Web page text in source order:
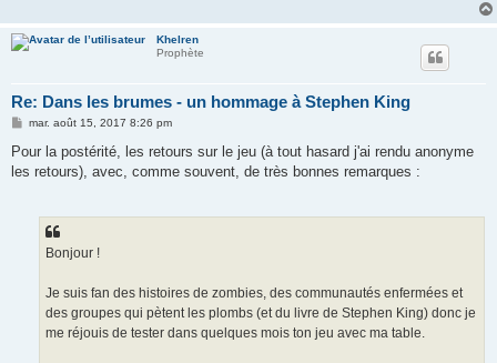
Khelren
Prophète
Re: Dans les brumes - un hommage à Stephen King
M
s
a
mar. août 15, 2017 8:26 pm
Pour la postérité, les retours sur le jeu (à tout hasard j'ai rendu anonyme
les retours), avec, comme souvent, de très bonnes remarques :
Bonjour !
Je suis fan des histoires de zombies, des communautés enfermées et
des groupes qui pètent les plombs (et du livre de Stephen King) donc je
me réjouis de tester dans quelques mois ton jeu avec ma table.